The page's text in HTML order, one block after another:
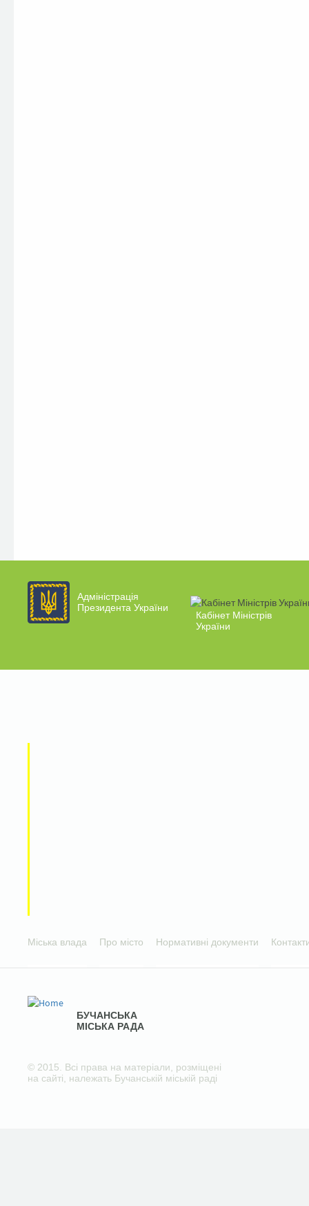
Адміністрація
Президента України
Кабінет Міністрів
України
Міська влада Про місто Нормативні документи
БУЧАНСЬКА
МІСЬКА РАДА
© 2015. Всі права на матеріали, розміщені
на сайті, належать Бучанській міській раді